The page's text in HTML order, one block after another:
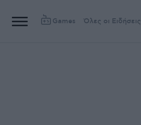
Games Όλες οι Ειδήσεις